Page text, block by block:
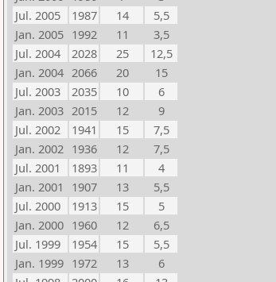
Jul. 2005
1987 14
5,5
Jan. 2005 1992 11
3,5
Jul. 2004
2028 25
12,5
Jan. 2004 2066 20
15
Jul. 2003
2035 10
6
Jan. 2003 2015 12
9
Jul. 2002
1941 15
7,5
Jan. 2002 1936 12
7,5
Jul. 2001
1893 11
4
Jan. 2001
1907 13
5,5
Jul. 2000
1913 15
5
Jan. 2000 1960 12
6,5
Jul. 1999
1954 15
5,5
Jan. 1999 1972 13
6